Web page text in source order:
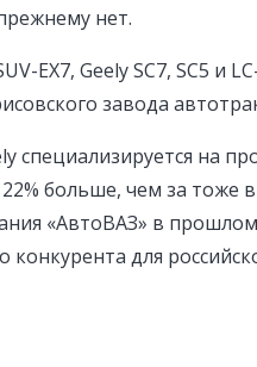
нет.
EX7, Geely SC7, SC5 и
завода
специализируется на
больше, чем за тоже
«АвтоВАЗ» в
для